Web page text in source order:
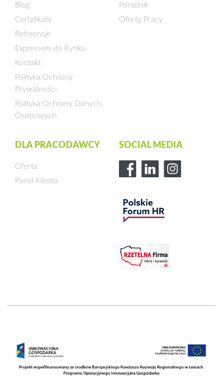
Blog
Certyfikaty
Referencje
Expressem do Rynku
Kontakt
Polityka Ochrony
Prywatności
Polityka Ochrony Danych
Osobowych
Poradnik
Oferty Pracy
DLA PRACODAWCY
Oferta
Panel Klienta
SOCIAL MEDIA